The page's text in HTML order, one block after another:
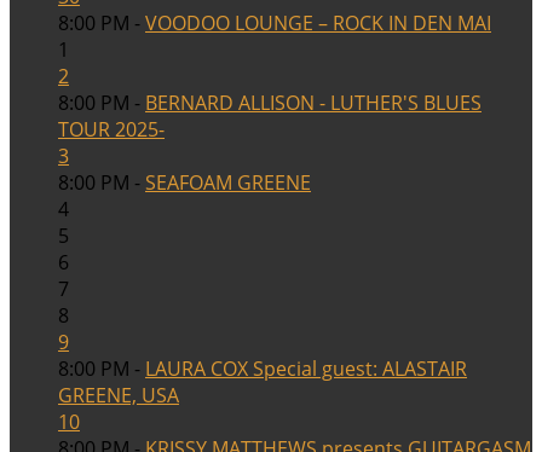
8:00 PM -VOODOO LOUNGE – ROCK IN DEN MAI
1
2
8:00 PM - BERNARD ALLISON - LUTHER'S BLUES
TOUR 2025-
3
8:00 PM - SEAFOAM GREENE
4
5
6
7
8
9
8:00 PM - LAURA COX Special guest: ALASTAIR
GREENE, USA
10